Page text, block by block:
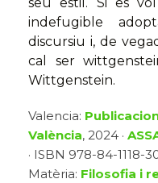
indefugible
discursiu i, de
cal ser
Wittgenstein.
Valencia:
València, 2024 ·
· ISBN 978-84-1118-
Matèria: Filosofia i